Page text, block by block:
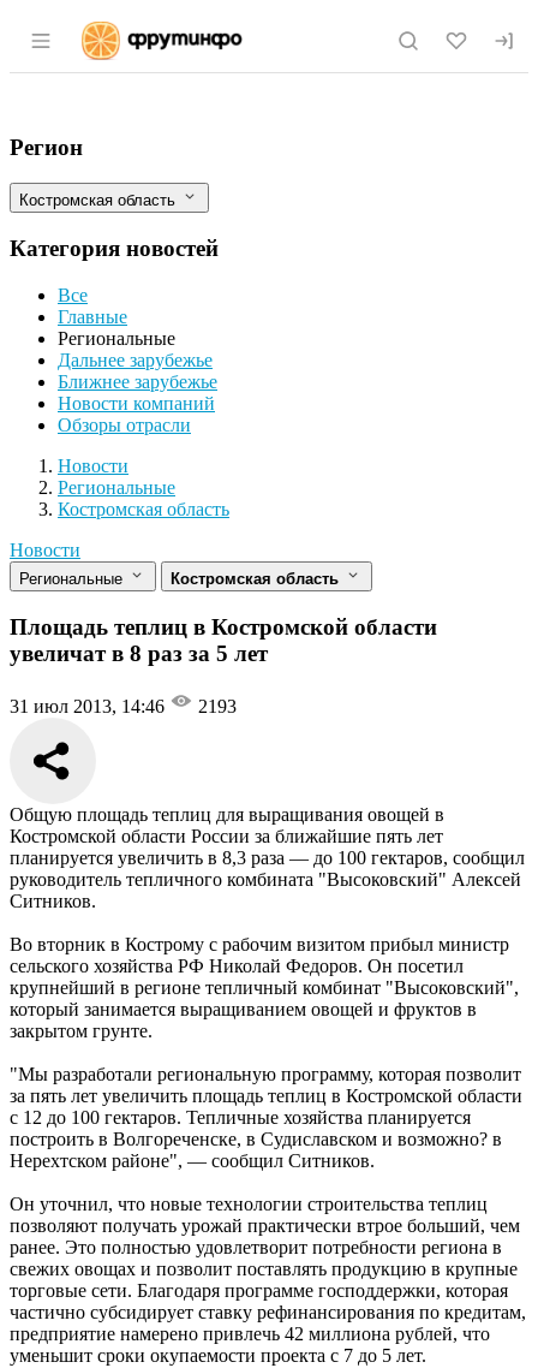
Раздел навигации по сайту fruitinfo.ru
Площадь теплиц в Костромской
Фильтры
Регион
Костромская область
Категория новостей
Все
Главные
Региональные
Дальнее зарубежье
Ближнее зарубежье
Новости компаний
Обзоры отрасли
Новости
Разделы
Новости
Региональные
Костромская область
Новости
Региональные Костромская область
Площадь теплиц в Костромской области
увеличат в 8 раз за 5 лет
31 июл 2013, 14:46 2193
Общую площадь теплиц для выращивания овощей в
Костромской области России за ближайшие пять лет
планируется увеличить в 8,3 раза — до 100 гектаров, сообщил
руководитель тепличного комбината "Высоковский" Алексей
Ситников.
Во вторник в Кострому с рабочим визитом прибыл министр
сельского хозяйства РФ Николай Федоров. Он посетил
крупнейший в регионе тепличный комбинат "Высоковский",
который занимается выращиванием овощей и фруктов в
закрытом грунте.
"Мы разработали региональную программу, которая позволит
за пять лет увеличить площадь теплиц в Костромской области
с 12 до 100 гектаров. Тепличные хозяйства планируется
построить в Волгореченске, в Судиславском и возможно? в
Нерехтском районе", — сообщил Ситников.
Он уточнил, что новые технологии строительства теплиц
позволяют получать урожай практически втрое больший, чем
ранее. Это полностью удовлетворит потребности региона в
свежих овощах и позволит поставлять продукцию в крупные
торговые сети. Благодаря программе господдержки, которая
частично субсидирует ставку рефинансирования по кредитам,
предприятие намерено привлечь 42 миллиона рублей, что
уменьшит сроки окупаемости проекта с 7 до 5 лет.